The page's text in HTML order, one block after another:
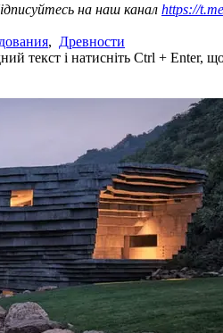
на наш канал https://
, Древности
текст і натисніть Ctrl + Enter,